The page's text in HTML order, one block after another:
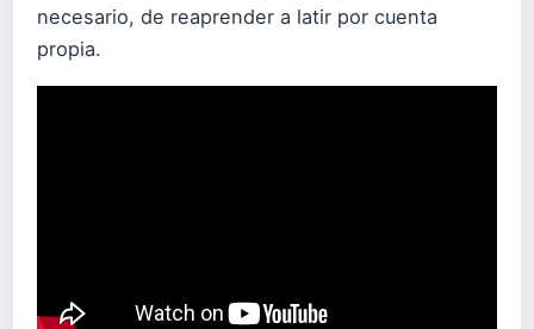
necesario, de reaprender a latir por cuenta
propia.